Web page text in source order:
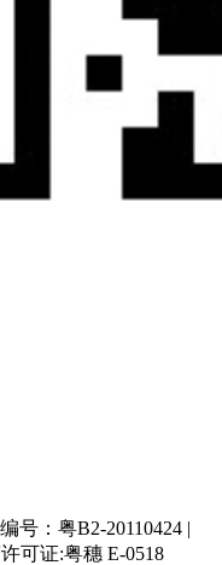
号：粤B2-20110424 |
可证:粤穗 E-0518